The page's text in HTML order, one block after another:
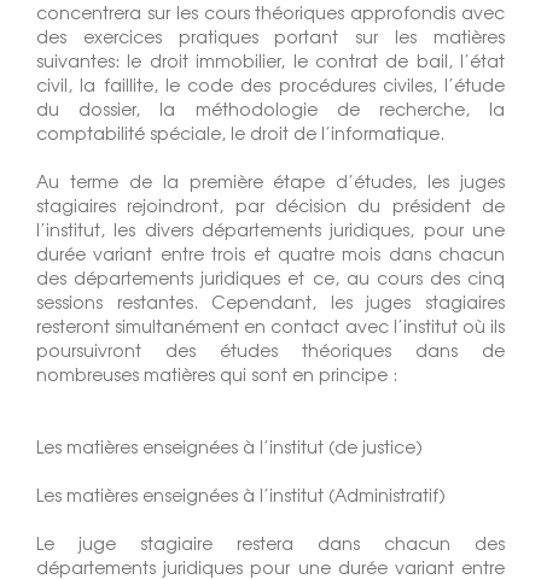
concentrera sur les cours théoriques approfondis avec
des exercices pratiques portant sur les matières
suivantes: le droit immobilier, le contrat de bail, l’état
civil, la faillite, le code des procédures civiles, l’étude
du dossier, la méthodologie de recherche, la
comptabilité spéciale, le droit de l’informatique.
Au terme de la première étape d’études, les juges
stagiaires rejoindront, par décision du président de
l’institut, les divers départements juridiques, pour une
durée variant entre trois et quatre mois dans chacun
des départements juridiques et ce, au cours des cinq
sessions restantes. Cependant, les juges stagiaires
resteront simultanément en contact avec l’institut où ils
poursuivront des études théoriques dans de
nombreuses matières qui sont en principe :
Les matières enseignées à l’institut (de justice)
Les matières enseignées à l’institut (Administratif)
Le juge stagiaire restera dans chacun des
départements juridiques pour une durée variant entre